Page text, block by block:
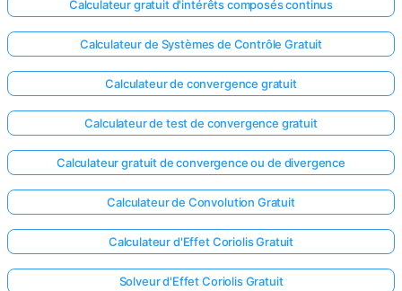
Calculateur gratuit d'intérêts composés continus
Calculateur de Systèmes de Contrôle Gratuit
Calculateur de convergence gratuit
Calculateur de test de convergence gratuit
Calculateur gratuit de convergence ou de divergence
Calculateur de Convolution Gratuit
Calculateur d'Effet Coriolis Gratuit
Solveur d'Effet Coriolis Gratuit